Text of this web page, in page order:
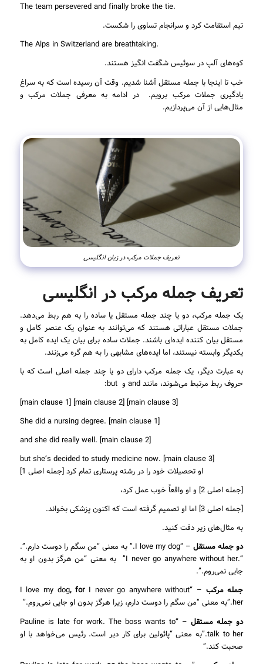
.The team persevered and finally broke the tie
تیم استقامت کرد و سرانجام تساوی را شکست.
.The Alps in Switzerland are breathtaking
کوه‌های آلپ در سوئیس شگفت انگیز هستند.
خب تا اینجا با جمله مستقل آشنا شدیم. وقت آن رسیده است که به سراغ
یادگیری جملات مرکب برویم. در ادامه به معرفی جملات مرکب و
مثال‌هایی از آن می‌پردازیم.
تعریف جملات مرکب در زبان انگلیسی
تعریف جمله مرکب در انگلیسی
یک جمله مرکب، دو یا چند جمله مستقل یا ساده را به هم ربط می‌دهد.
جملات مستقل عباراتی هستند که می‌توانند به عنوان یک عنصر کامل و
مستقل بیان کننده ایده‌ای باشند. جملات ساده برای بیان یک ایده کامل به
یکدیگر وابسته نیستند، اما ایده‌های مشابهی را به هم گره می‌زنند.
به عبارت دیگر، یک جمله مرکب دارای دو یا چند جمله اصلی است که با
حروف ربط مرتبط می‌شوند، مانند and و but:
[main clause 1] [main clause 2] [main clause 3]
She did a nursing degree. [main clause 1]
and she did really well. [main clause 2]
but she’s decided to study medicine now. [main clause 3]
[جمله اصلی 1] او تحصیلات خود را در رشته پرستاری تمام کرد
[جمله اصلی 2] و او واقعاً خوب عمل کرد،
[جمله اصلی 3] اما او تصمیم گرفته است که اکنون پزشکی بخواند.
به مثال‌های زیر دقت کنید.
دو جمله مستقل
– “I love my dog.” به معنی “من سگم را دوست دارم.”.
“.I never go anywhere without her” به معنی “من هرگز بدون او به
جایی نمی‌روم.”.
جمله مرکب – “I love my dog
, forI never go anywhere without
her.”به معنی “من سگم را دوست دارم، زیرا هرگز بدون او جایی نمی‌روم.”
دو جمله مستقل
– “Pauline is late for work. The boss wants to
talk to her.”به معنی “پائولین برای کار دیر است. رئیس می‌خواهد با او
صحبت کند.”